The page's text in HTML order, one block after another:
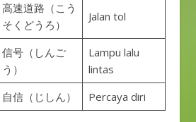
高速道路（こう
そくどうろ）
Jalan tol
信号（しんご
う）
Lampu lalu
lintas
自信（じしん）
Percaya diri